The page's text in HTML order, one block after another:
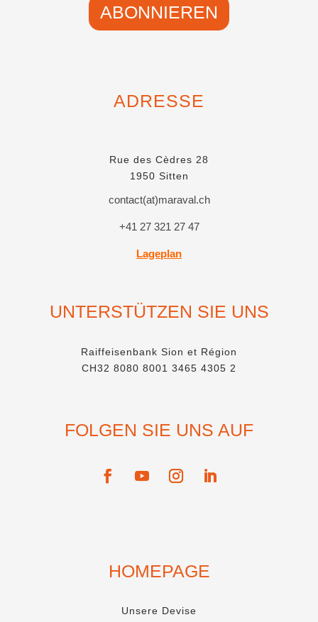
ABONNIEREN
ADRESSE
Rue des Cèdres 28
1950 Sitten
contact(at)maraval.ch
+41 27 321 27 47
Lageplan
UNTERSTÜTZEN SIE UNS
Raiffeisenbank Sion et Région
CH32 8080 8001 3465 4305 2
FOLGEN SIE UNS AUF
HOMEPAGE
Unsere Devise